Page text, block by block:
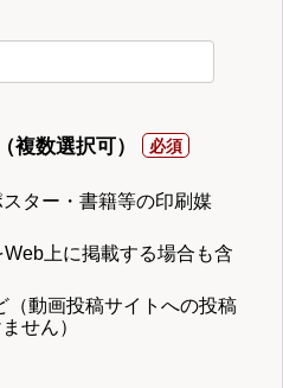
複数選択可）
ター・書籍等の印刷媒
上に掲載する場合も含
（動画投稿サイトへの投稿
せん）